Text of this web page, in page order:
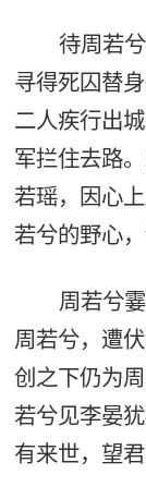
待周若
寻得死囚替
二人疾行出
军拦住去路
若瑶，因心
若兮的野心
周若兮
周若兮，遭
创之下仍为
若兮见李晏
有来世，望君